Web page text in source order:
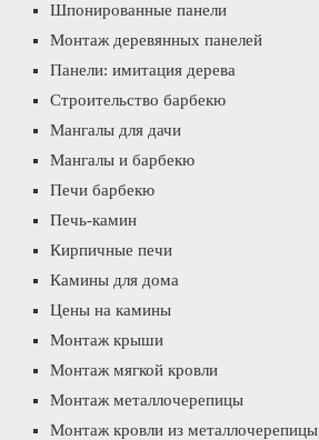
Шпонированные панели
Монтаж деревянных панелей
Панели: имитация дерева
Строительство барбекю
Мангалы для дачи
Мангалы и барбекю
Печи барбекю
Печь-камин
Кирпичные печи
Камины для дома
Цены на камины
Монтаж крыши
Монтаж мягкой кровли
Монтаж металлочерепицы
Монтаж кровли из металлочерепицы